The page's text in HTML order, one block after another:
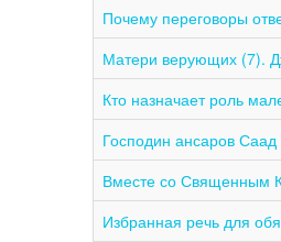
Почему переговоры
Матери верующих (7).
Кто назначает роль
Господин ансаров
Вместе со Священным
Избранная речь для